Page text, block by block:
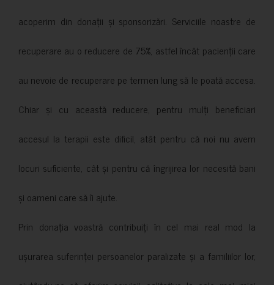
acoperim din donații și sponsorizări. Serviciile noastre de
recuperare au o reducere de 75%, astfel încât pacienții care
au nevoie de recuperare pe termen lung să le poată accesa.
Chiar și cu această reducere, pentru mulți beneficiari
accesul la terapii este dificil, atât pentru că noi nu avem
locuri suficiente, cât și pentru că îngrijirea lor necesită bani
și oameni care să îi ajute.
Prin donația voastră contribuiți în cel mai real mod la
ușurarea suferinței persoanelor paralizate și a familiilor lor,